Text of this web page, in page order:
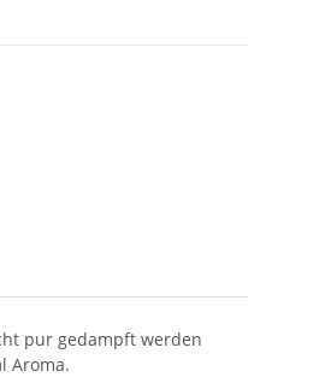
pur gedampft werden
Aroma.